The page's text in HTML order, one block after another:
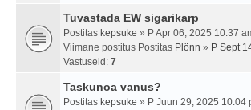
Tuvastada EW sigarikarp
Postitas kepsuke » P Apr 06, 2025 10:37
Viimane postitus Postitas Plönn » P Sept
Vastuseid: 7
Taskunoa vanus?
Postitas kepsuke » P Juun 29, 2025 10:04